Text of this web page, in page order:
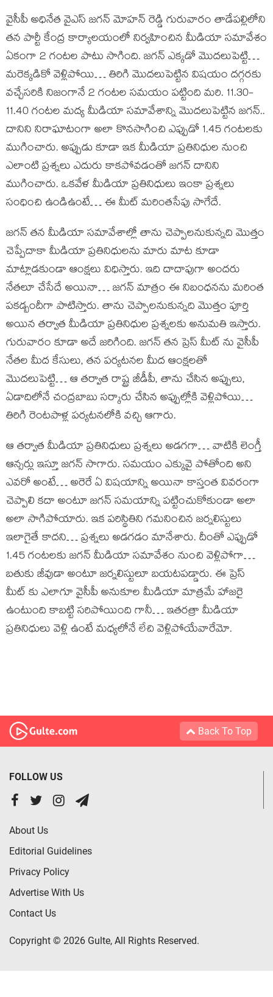
వైసీపీ అధినేత వైఎస్ జగన్ మోహన్ రెడ్డి గురువారం తాడేపల్లిలోని
తన పార్టీ కేంద్ర కార్యాలయంలో నిర్వహించిన మీడియా సమావేశం
ఏకంగా 2 గంటల పాటు సాగింది. జగన్ ఎక్కడో మొదలుపెట్టి…
మరెక్కడికో వెళ్లిపోయి… తిరిగి మొదలుపెట్టిన విషయం దగ్గరకు
వచ్చేసరికి నిజంగానే 2 గంటల సమయం పట్టింది మరి. 11.30-
11.40 గంటల మద్య మీడియా సమావేశాన్ని మొదలుపెట్టిన జగన్..
దానిని నిరాఘాటంగా అలా కొనసాగించి ఎప్పుడో 1.45 గంటలకు
ముగించారు. అప్పుడు కూడా ఇక మీడియా ప్రతినిధుల నుంచి
ఎలాంటి ప్రశ్నలు ఎదురు కాకపోవడంతో జగన్ దానిని
ముగించారు. ఒకవేళ మీడియా ప్రతినిధులు ఇంకా ప్రశ్నలు
సంధించి ఉండిఉంటే… ఈ మీట్ మరింతసేపు సాగేదే.
జగన్ తన మీడియా సమావేశాల్లో తాను చెప్పాలనుకున్నది మొత్తం
చెప్పేదాకా మీడియా ప్రతినిధులను మారు మాట కూడా
మాట్లాడకుండా ఆంక్షలు విధిస్తారు. ఇది దాదాపుగా అందరు
నేతలూ చేసేదే అయినా… జగన్ మాత్రం ఈ నిబంధనను మరింత
పకడ్బందీగా పాటిస్తారు. తాను చెప్పాలనుకున్నది మొత్తం పూర్తి
అయిన తర్వాత మీడియా ప్రతినిధుల ప్రశ్నలకు అనుమతి ఇస్తారు.
గురువారం కూడా అదే జరిగింది. జగన్ తన ప్రెస్ మీట్ ను వైసీపీ
నేతల మీద కేసులు, తన పర్యటనల మీద ఆంక్షలతో
మొదలుపెట్టి… ఆ తర్వాత రాష్ట్ర జీడీపీ, తాను చేసిన అప్పులు,
ఏడాదిలోనే చంద్రబాబు సర్కారు చేసిన అప్పుల్లోకి వెళ్లిపోయి…
తిరిగి రెంటపాళ్ల పర్యటనలోకి వచ్చి ఆగారు.
ఆ తర్వాత మీడియా ప్రతినిధులు ప్రశ్నలు అడగగా… వాటికి లెంగ్తీ
ఆన్సర్లు ఇస్తూ జగన్ సాగారు. సమయం ఎక్కువై పోతోంది అని
ఎవరో అంటే… అరెరే ఏ విషయాన్ని అయినా కాస్తంత వివరంగా
చెప్పాలి కదా అంటూ జగన్ సమయాన్ని పట్టించుకోకుండా అలా
అలా సాగిపోయారు. ఇక పరిస్థితిని గమనించిన జర్నలిస్టులు
ఇలాగైతే కాదని… ప్రశ్నలు అడగడం మానేశారు. దీంతో ఎప్పుడో
1.45 గంటలకు జగన్ మీడియా సమావేశం నుంచి వెళ్లిపోగా…
బతుకు జీవుడా అంటూ జర్నలిస్టులూ బయటపడ్డారు. ఈ ప్రెస్
మీట్ కు ఎలాగూ వైసీపీ అనుకూల మీడియా మాత్రమే హాజరై
ఉంటుంది కాబట్టి సరిపోయింది గానీ… ఇతరత్రా మీడియా
ప్రతినిధులు వెళ్లి ఉంటే మధ్యలోనే లేచి వెళ్లిపోయేవారేమో.
Back To Top
FOLLOW US
About Us
Editorial Guidelines
Privacy Policy
Advertise With Us
Contact Us
Copyright © 2026 Gulte, All Rights Reserved.